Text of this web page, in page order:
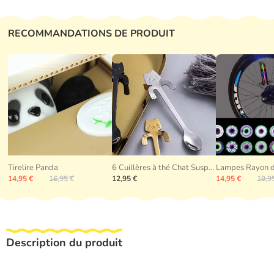
RECOMMANDATIONS DE PRODUIT
Tirelire Panda
14,95 € 16,95 €
6 Cuillères à thé Chat Suspendu
12,95 €
Lampes Rayon
14,95 €
Description du produit